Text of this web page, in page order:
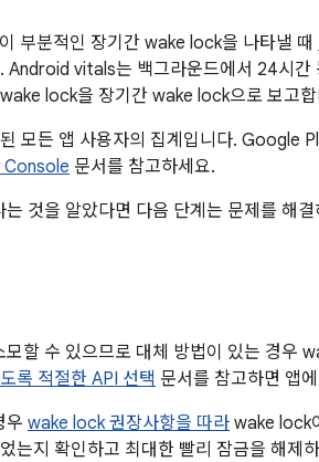
부분적인 장기간 wake lock을 나타낼 때
Android vitals는 백그라운드에서 24시간
lock을 장기간 wake lock으로 보고
모든 앱 사용자의 집계입니다. Google
Console 문서를 참고하세요.
것을 알았다면 다음 단계는 문제를 해
할 수 있으므로 대체 방법이 있는 경우
록 적절한 API 선택 문서를 참고하면 앱
우 wake lock 권장사항을 따라 wake lock
는지 확인하고 최대한 빨리 잠금을 해제